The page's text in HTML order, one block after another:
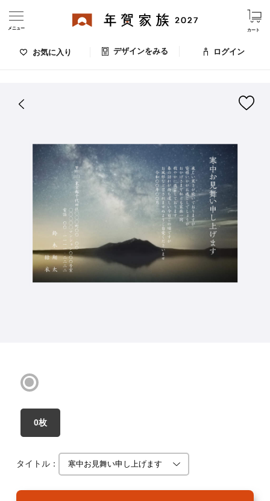
お気に入り デザインをみる
カート
ログイン
メニュー
デザインをみる
価格
お支払い方法
出荷日・配送
ご利用ガイド
年賀家族について
お問い合わせ
0枚
タイトル：